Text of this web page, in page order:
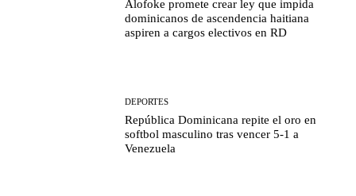
Alofoke promete crear ley que impida
dominicanos de ascendencia haitiana
aspiren a cargos electivos en RD
DEPORTES
República Dominicana repite el oro en
softbol masculino tras vencer 5-1 a
Venezuela